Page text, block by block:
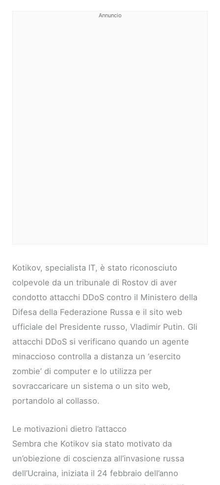
Annuncio
Kotikov, specialista IT, è stato riconosciuto
colpevole da un tribunale di Rostov di aver
condotto attacchi DDoS contro il Ministero della
Difesa della Federazione Russa e il sito web
ufficiale del Presidente russo, Vladimir Putin. Gli
attacchi DDoS si verificano quando un agente
minaccioso controlla a distanza un ‘esercito
zombie’ di computer e lo utilizza per
sovraccaricare un sistema o un sito web,
portandolo al collasso.
Le motivazioni dietro l’attacco
Sembra che Kotikov sia stato motivato da
un’obiezione di coscienza all’invasione russa
dell’Ucraina, iniziata il 24 febbraio dell’anno